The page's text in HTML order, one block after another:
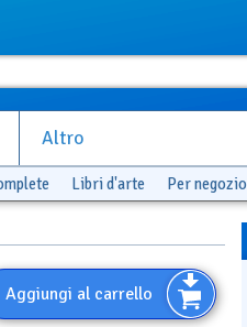
Altro
Libri d'arte Per negozio
Aggiungi al carrello